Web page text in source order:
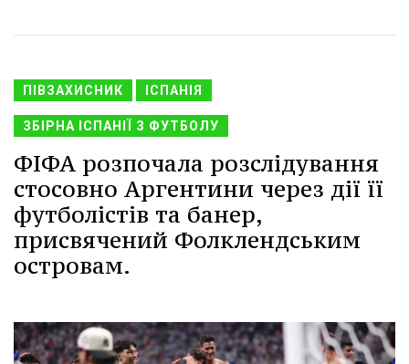
ПІВЗАХИСНИК ІСПАНІЯ
ЗБІРНА ІСПАНІЇ З ФУТБОЛУ
ФІФА розпочала розслідування
стосовно Аргентини через дії її
футболістів та банер,
присвячений Фолклендським
островам.